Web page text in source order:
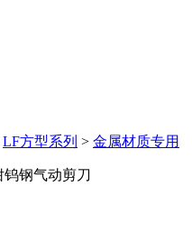
LF方型系列 > 金属材质专用